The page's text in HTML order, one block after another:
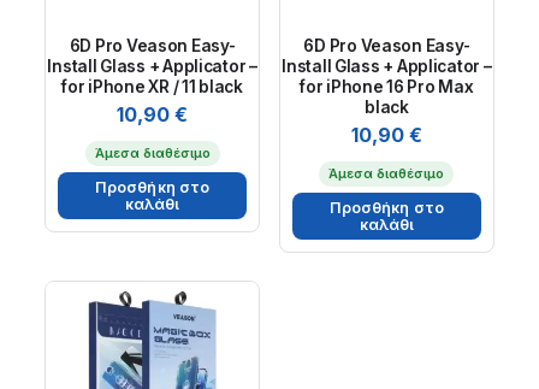
6D Pro Veason Easy-
Install Glass + Applicator –
for iPhone XR / 11 black
10,90€
Άμεσα διαθέσιμο
Προσθήκη στο
καλάθι
6D Pro Veason Easy-
Install Glass + Applicator –
for iPhone 16 Pro Max
black
10,90 €
Άμεσα διαθέσιμο
Προσθήκη στο
καλάθι